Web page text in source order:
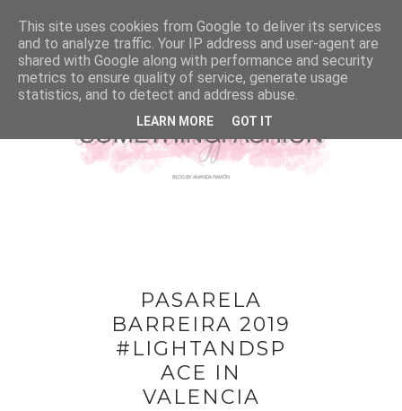
PASARELA
BARREIRA 2019
#LIGHTANDSP
ACE IN
VALENCIA
This site uses cookies from Google to deliver its services
and to analyze traffic. Your IP address and user-agent are
shared with Google along with performance and security
metrics to ensure quality of service, generate usage
statistics, and to detect and address abuse.
LEARN MORE GOT IT